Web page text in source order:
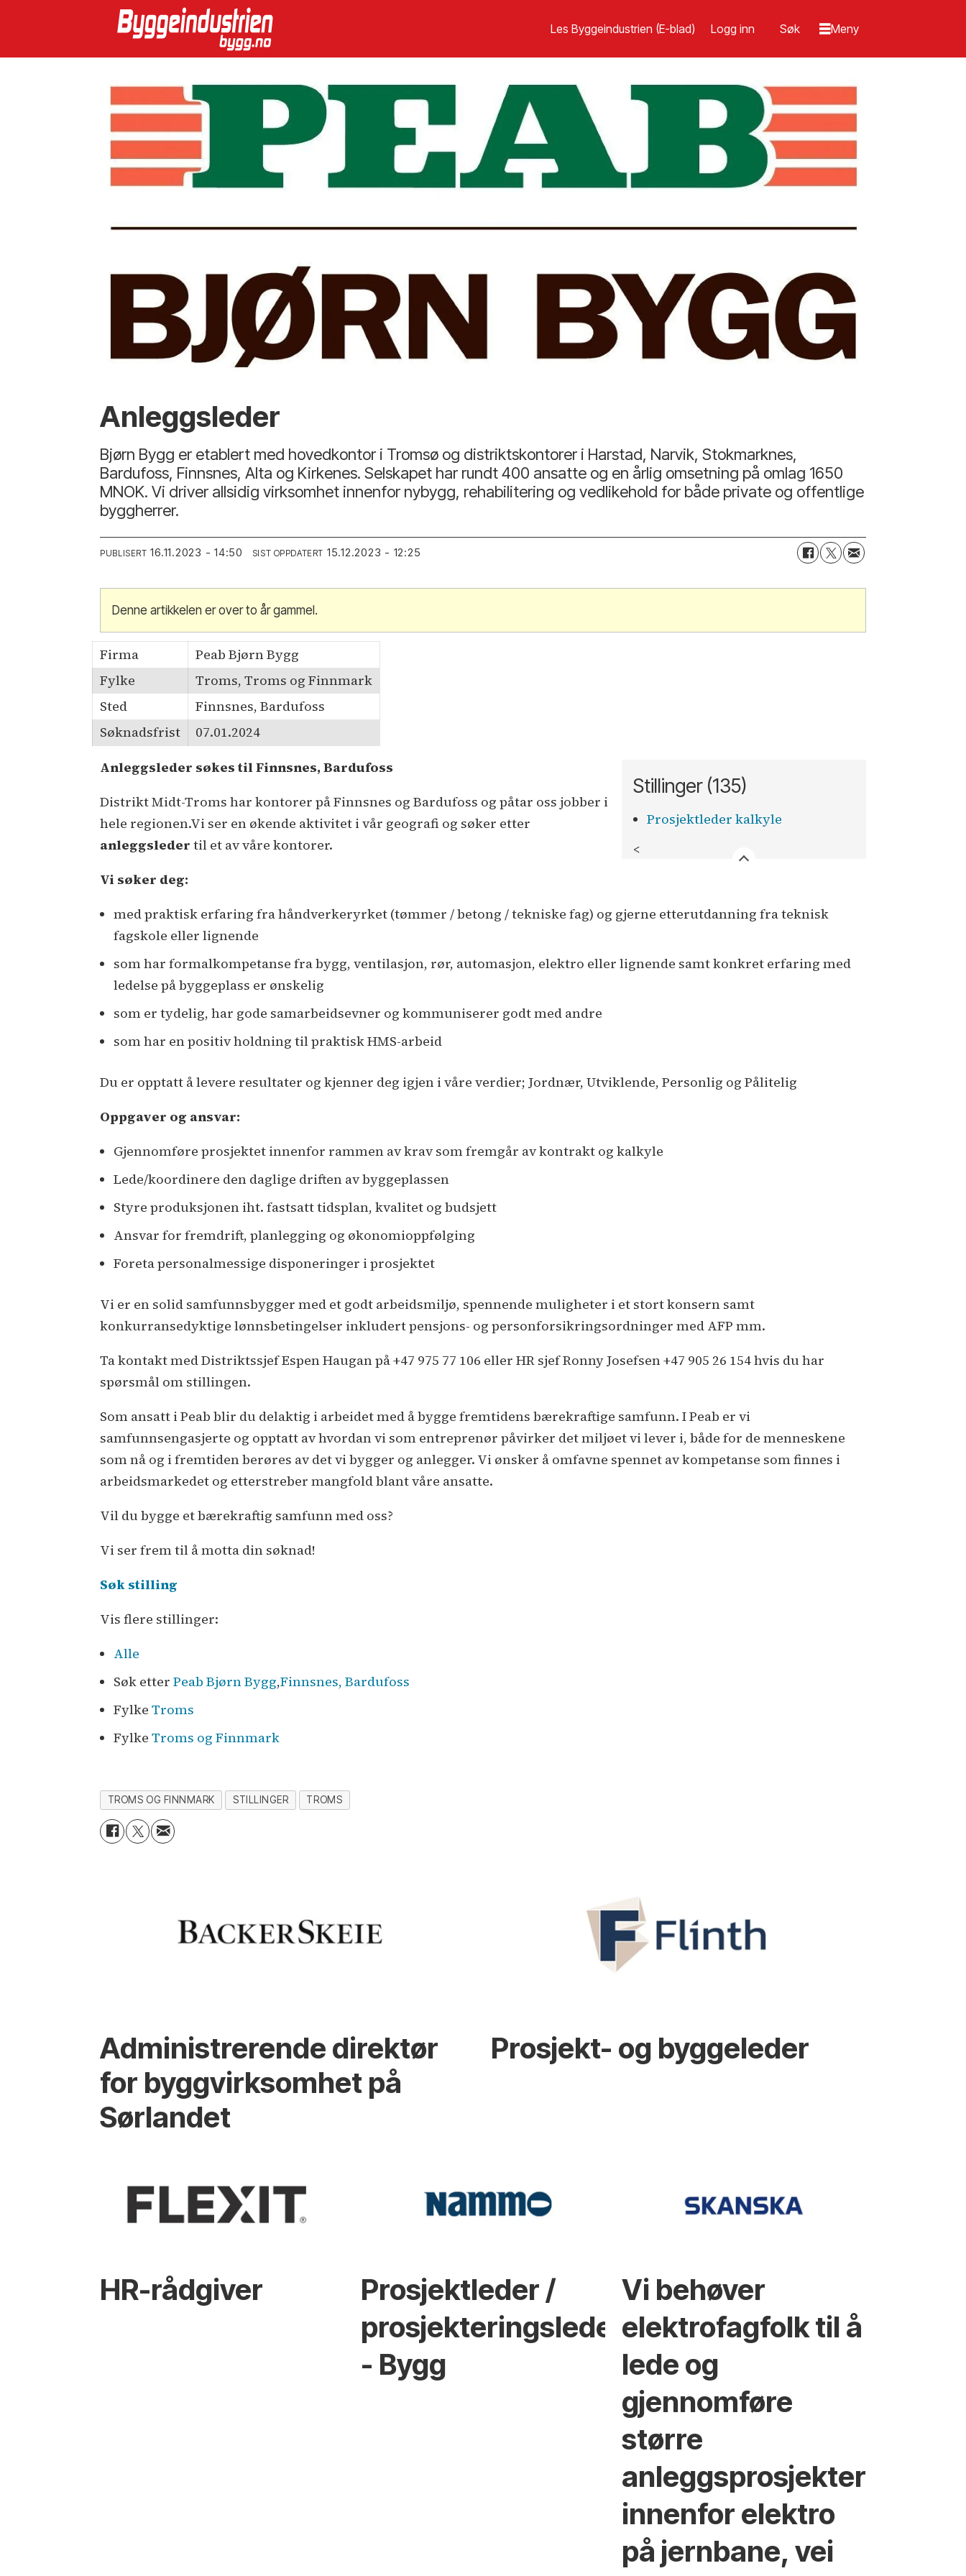
Les Byggeindustrien (E-blad) Logg inn
Anleggsleder
Bjørn Bygg er etablert med hovedkontor i Tromsø og distriktskontorer i Harstad, Narvik, Stokmarknes,
Bardufoss, Finnsnes, Alta og Kirkenes. Selskapet har rundt 400 ansatte og en årlig omsetning på omlag 1650
MNOK. Vi driver allsidig virksomhet innenfor nybygg, rehabilitering og vedlikehold for både private og offentlige
byggherrer.
PUBLISERT 16.11.2023 - 14:50 SIST OPPDATERT 15.12.2023 - 12:25
Denne artikkelen er over to år gammel.
Firma
Peab Bjørn Bygg
Fylke
Troms, Troms og Finnmark
Sted
Finnsnes, Bardufoss
Søknadsfrist
07.01.2024
Stillinger (135)
Prosjektleder kalkyle
<
Anleggsleder søkes til Finnsnes, Bardufoss
Distrikt Midt-Troms har kontorer på Finnsnes og Bardufoss og påtar oss jobber i
hele regionen.Vi ser en økende aktivitet i vår geografi og søker etter
anleggsleder til et av våre kontorer.
Vi søker deg:
med praktisk erfaring fra håndverkeryrket (tømmer / betong / tekniske fag) og gjerne etterutdanning fra teknisk
fagskole eller lignende
som har formalkompetanse fra bygg, ventilasjon, rør, automasjon, elektro eller lignende samt konkret erfaring med
ledelse på byggeplass er ønskelig
som er tydelig, har gode samarbeidsevner og kommuniserer godt med andre
som har en positiv holdning til praktisk HMS-arbeid
Du er opptatt å levere resultater og kjenner deg igjen i våre verdier; Jordnær, Utviklende, Personlig og Pålitelig
Oppgaver og ansvar:
Gjennomføre prosjektet innenfor rammen av krav som fremgår av kontrakt og kalkyle
Lede/koordinere den daglige driften av byggeplassen
Styre produksjonen iht. fastsatt tidsplan, kvalitet og budsjett
Ansvar for fremdrift, planlegging og økonomioppfølging
Foreta personalmessige disponeringer i prosjektet
Vi er en solid samfunnsbygger med et godt arbeidsmiljø, spennende muligheter i et stort konsern samt
konkurransedyktige lønnsbetingelser inkludert pensjons- og personforsikringsordninger med AFP mm.
Ta kontakt med Distriktssjef Espen Haugan på +47 975 77 106 eller HR sjef Ronny Josefsen +47 905 26 154 hvis du har
spørsmål om stillingen.
Som ansatt i Peab blir du delaktig i arbeidet med å bygge fremtidens bærekraftige samfunn. I Peab er vi
samfunnsengasjerte og opptatt av hvordan vi som entreprenør påvirker det miljøet vi lever i, både for de menneskene
som nå og i fremtiden berøres av det vi bygger og anlegger. Vi ønsker å omfavne spennet av kompetanse som finnes i
arbeidsmarkedet og etterstreber mangfold blant våre ansatte.
Vil du bygge et bærekraftig samfunn med oss?
Vi ser frem til å motta din søknad!
Søk stilling
Vis flere stillinger:
Alle
Søk etter Peab Bjørn Bygg,Finnsnes, Bardufoss
FylkeTroms
FylkeTroms og Finnmark
TROMS OG FINNMARK STILLINGER TROMS
Administrerende direktør
for byggvirksomhet på
Sørlandet
Prosjekt- og byggeleder
HR-rådgiver
Prosjektleder /
prosjekteringsleder
- Bygg
Vi behøver
elektrofagfolk til å
lede og
gjennomføre
større
anleggsprosjekter
innenfor elektro
på jernbane, vei